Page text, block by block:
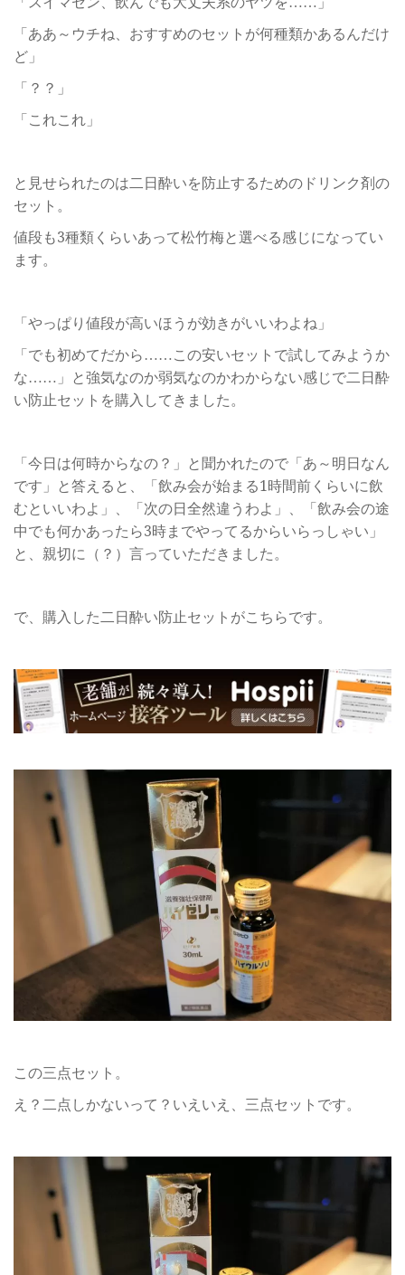
「ああ～ウチね、おすすめのセットが何種類かあるんだけ
ど」
「？？」
「これこれ」
と見せられたのは二日酔いを防止するためのドリンク剤の
セット。
値段も3種類くらいあって松竹梅と選べる感じになってい
ます。
「やっぱり値段が高いほうが効きがいいわよね」
「でも初めてだから……この安いセットで試してみようか
な……」と強気なのか弱気なのかわからない感じで二日酔
い防止セットを購入してきました。
「今日は何時からなの？」と聞かれたので「あ～明日なん
です」と答えると、「飲み会が始まる1時間前くらいに飲
むといいわよ」、「次の日全然違うわよ」、「飲み会の途
中でも何かあったら3時までやってるからいらっしゃい」
と、親切に（？）言っていただきました。
で、購入した二日酔い防止セットがこちらです。
この三点セット。
え？二点しかないって？いえいえ、三点セットです。